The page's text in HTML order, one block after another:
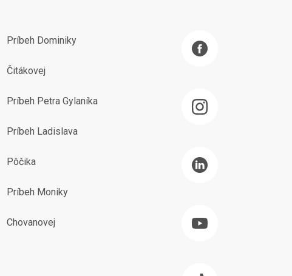
Príbeh Dominiky
Čitákovej
Príbeh Petra Gylaníka
Príbeh Ladislava
Pôčika
Príbeh Moniky
Chovanovej